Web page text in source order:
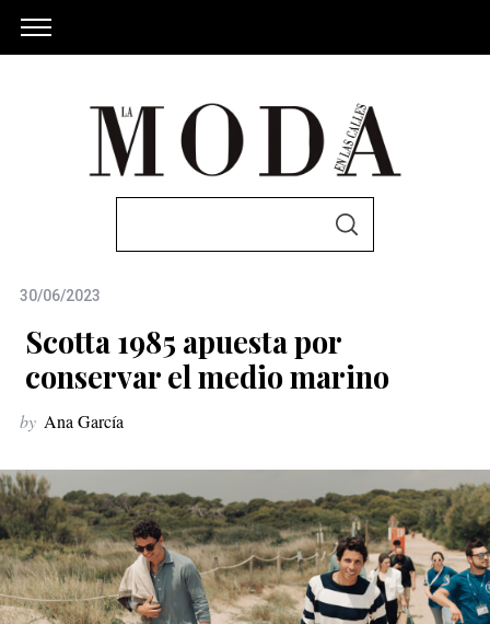
c
o
S
30/06/2023
Scotta 1985 apuesta por
conservar el medio marino
by Ana García